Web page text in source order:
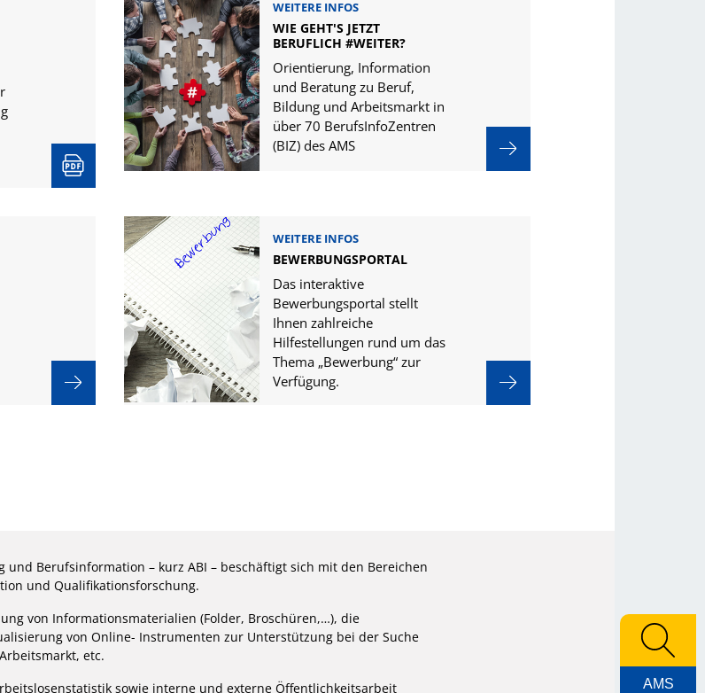
WEITERE INFOS
WIE GEHT'S JETZT
BERUFLICH #WEITER?
Orientierung, Information
und Beratung zu Beruf,
Bildung und Arbeitsmarkt in
über 70 BerufsInfoZentren
(BIZ) des AMS
WEITERE INFOS
BEWERBUNGSPORTAL
Das interaktive
Bewerbungsportal stellt
Ihnen zahlreiche
Hilfestellungen rund um das
Thema „Bewerbung“ zur
Verfügung.
Berufsinformation – kurz ABI – beschäftigt sich mit den Bereichen
und Qualifikationsforschung.
von Informationsmaterialien (Folder, Broschüren,…), die
von Online- Instrumenten zur Unterstützung bei der Suche
etc.
sowie interne und externe Öffentlichkeitsarbeit
AMS